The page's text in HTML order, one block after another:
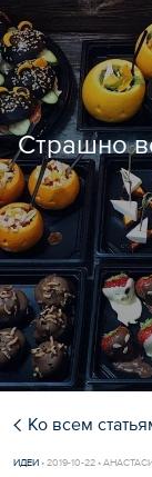
Страшно
Ко всем
ИДЕИ • 2019-10-22 •